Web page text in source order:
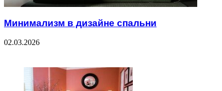
Минимализм в дизайне спальни
02.03.2026